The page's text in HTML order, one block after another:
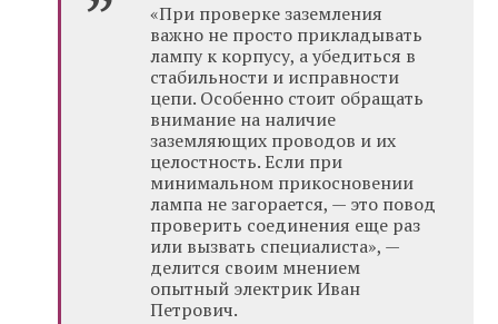
«При проверке заземления
важно не просто прикладывать
лампу к корпусу, а убедиться в
стабильности и исправности
цепи. Особенно стоит обращать
внимание на наличие
заземляющих проводов и их
целостность. Если при
минимальном прикосновении
лампа не загорается, — это повод
проверить соединения еще раз
или вызвать специалиста», —
делится своим мнением
опытный электрик Иван
Петрович.